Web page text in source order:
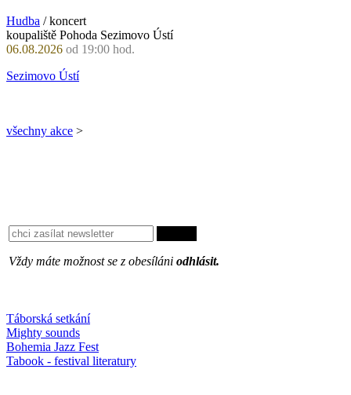
Hudba / koncert
koupaliště Pohoda Sezimovo Ústí
06.08.2026 od 19:00 hod.
Sezimovo Ústí
všechny akce >
Vždy máte možnost se z obesíláni odhlásit.
Táborská setkání
Mighty sounds
Bohemia Jazz Fest
Tabook - festival literatury